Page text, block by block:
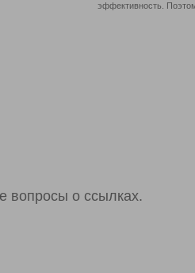
эффективность.
вопросы о ссылках.